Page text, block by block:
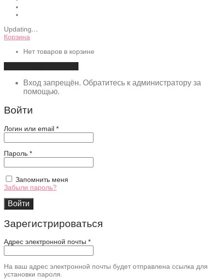
Updating…
Корзина
Нет товаров в корзине
Вход запрещён. Обратитесь к администратору за
помощью.
Войти
Логин или email *Обязательно
Пароль *Обязательно
Запомнить меня
Забыли пароль?
Войти
Зарегистрироваться
Адрес электронной почты *
На ваш адрес электронной почты будет отправлена ссылка для
установки пароля.